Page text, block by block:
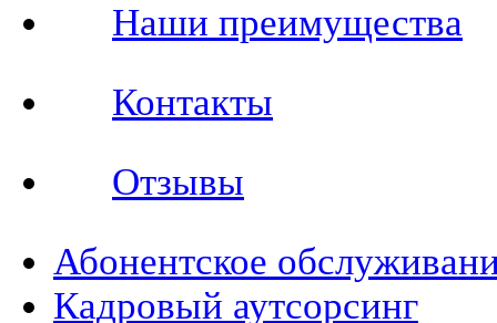
Наши преимущества
Контакты
Отзывы
Абонентское
Кадровый аутсорсинг